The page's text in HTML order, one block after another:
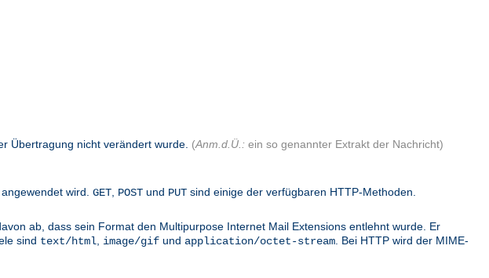
Übertragung nicht verändert wurde. (Anm.d.Ü.: ein so genannter Extrakt der Nachricht)
wird. GET POST und PUT sind einige der verfügbaren HTTP-Methoden.
ab, dass sein Format den Multipurpose Internet Mail Extensions entlehnt wurde. Er
sind text/html image/gif und application/octet-stream . Bei HTTP wird der MIME-